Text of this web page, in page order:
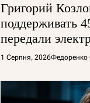
Григорий
поддерживать
передали
1 Серпня, 2026Федоренко